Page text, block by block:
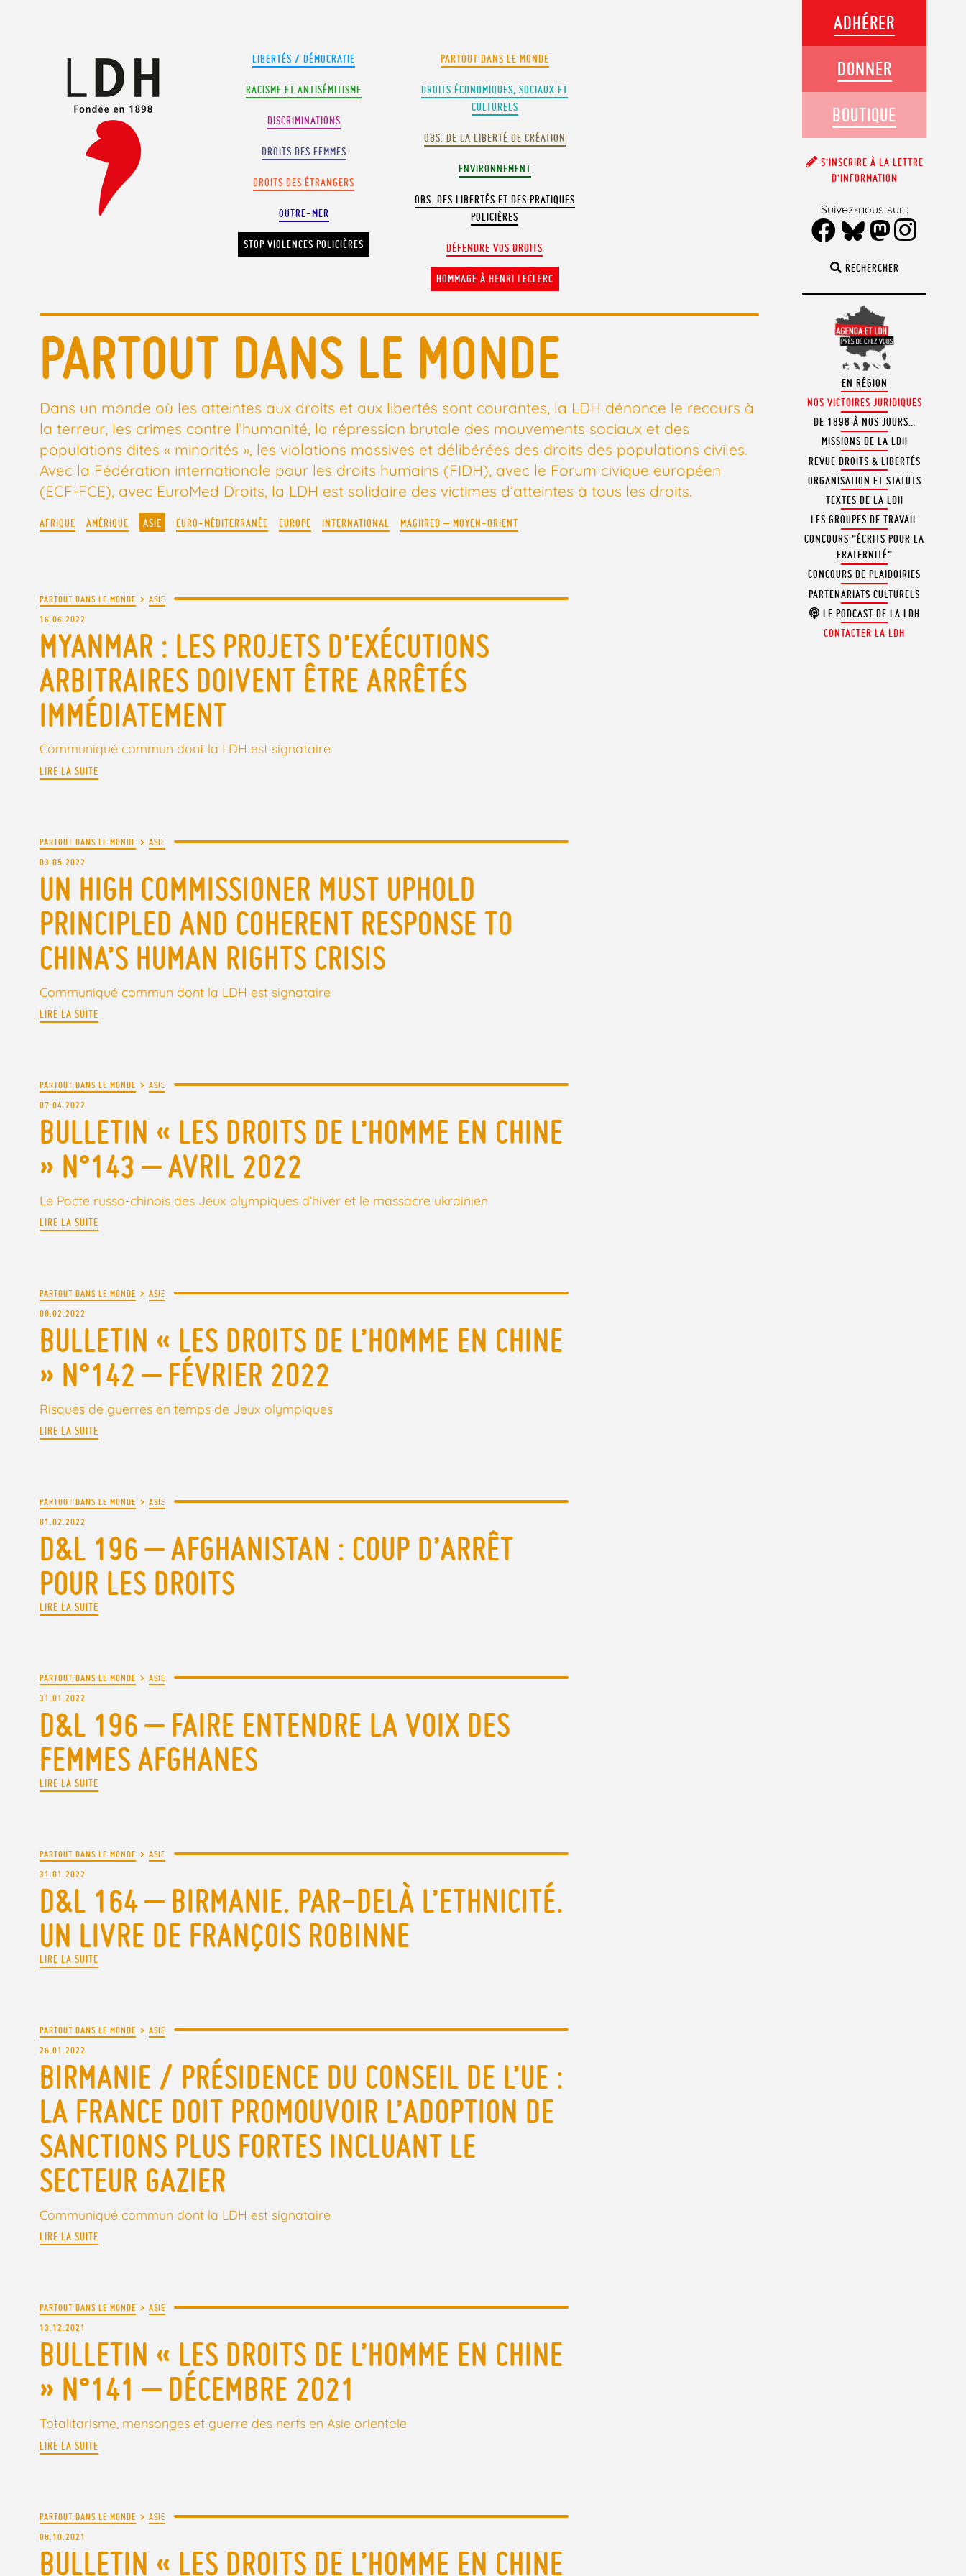
LIBERTÉS / DÉMOCRATIE
RACISME ET ANTISÉMITISME
DISCRIMINATIONS
DROITS DES FEMMES
DROITS DES ÉTRANGERS
OUTRE-MER
STOP VIOLENCES POLICIÈRES
PARTOUT DANS LE MONDE
DROITS ÉCONOMIQUES, SOCIAUX ET
CULTURELS
OBS. DE LA LIBERTÉ DE CRÉATION
ENVIRONNEMENT
OBS. DES LIBERTÉS ET DES PRATIQUES
POLICIÈRES
DÉFENDRE VOS DROITS
HOMMAGE À HENRI LECLERC
PARTOUT DANS LE MONDE
Dans un monde où les atteintes aux droits et aux libertés sont courantes, la LDH dénonce le recours à
la terreur, les crimes contre l’humanité, la répression brutale des mouvements sociaux et des
populations dites « minorités », les violations massives et délibérées des droits des populations civiles.
Avec la Fédération internationale pour les droits humains (FIDH), avec le Forum civique européen
(ECF-FCE), avec EuroMed Droits, la LDH est solidaire des victimes d’atteintes à tous les droits.
AFRIQUE AMÉRIQUE ASIE EURO-MÉDITERRANÉE EUROPE INTERNATIONAL MAGHREB – MOYEN-ORIENT
PARTOUT DANS LE MONDE > ASIE
16.06.2022
MYANMAR : LES PROJETS D’EXÉCUTIONS
ARBITRAIRES DOIVENT ÊTRE ARRÊTÉS
IMMÉDIATEMENT
Communiqué commun dont la LDH est signataire
LIRE LA SUITE
PARTOUT DANS LE MONDE > ASIE
03.05.2022
UN HIGH COMMISSIONER MUST UPHOLD
PRINCIPLED AND COHERENT RESPONSE TO
CHINA’S HUMAN RIGHTS CRISIS
Communiqué commun dont la LDH est signataire
LIRE LA SUITE
PARTOUT DANS LE MONDE > ASIE
07.04.2022
BULLETIN « LES DROITS DE L’HOMME EN CHINE
» N°143 – AVRIL 2022
Le Pacte russo-chinois des Jeux olympiques d’hiver et le massacre ukrainien
LIRE LA SUITE
PARTOUT DANS LE MONDE > ASIE
08.02.2022
BULLETIN « LES DROITS DE L’HOMME EN CHINE
» N°142 – FÉVRIER 2022
Risques de guerres en temps de Jeux olympiques
LIRE LA SUITE
PARTOUT DANS LE MONDE > ASIE
01.02.2022
D&L 196 – AFGHANISTAN : COUP D’ARRÊT
POUR LES DROITS
LIRE LA SUITE
PARTOUT DANS LE MONDE > ASIE
31.01.2022
D&L 196 – FAIRE ENTENDRE LA VOIX DES
FEMMES AFGHANES
LIRE LA SUITE
PARTOUT DANS LE MONDE > ASIE
31.01.2022
D&L 164 – BIRMANIE. PAR-DELÀ L’ETHNICITÉ.
UN LIVRE DE FRANÇOIS ROBINNE
LIRE LA SUITE
PARTOUT DANS LE MONDE > ASIE
26.01.2022
BIRMANIE / PRÉSIDENCE DU CONSEIL DE L’UE :
LA FRANCE DOIT PROMOUVOIR L’ADOPTION DE
SANCTIONS PLUS FORTES INCLUANT LE
SECTEUR GAZIER
Communiqué commun dont la LDH est signataire
LIRE LA SUITE
PARTOUT DANS LE MONDE > ASIE
13.12.2021
BULLETIN « LES DROITS DE L’HOMME EN CHINE
» N°141 – DÉCEMBRE 2021
Totalitarisme, mensonges et guerre des nerfs en Asie orientale
LIRE LA SUITE
PARTOUT DANS LE MONDE > ASIE
08.10.2021
BULLETIN « LES DROITS DE L’HOMME EN CHINE
RECHERCHER
EN RÉGION
NOS VICTOIRES JURIDIQUES
DE 1898 À NOS JOURS…
MISSIONS DE LA LDH
REVUE DROITS & LIBERTÉS
ORGANISATION ET STATUTS
TEXTES DE LA LDH
LES GROUPES DE TRAVAIL
CONCOURS “ÉCRITS POUR LA
FRATERNITÉ”
CONCOURS DE PLAIDOIRIES
PARTENARIATS CULTURELS
LE PODCAST DE LA LDH
CONTACTER LA LDH
ADHÉRER
DONNER
BOUTIQUE
S’INSCRIRE À LA LETTRE
D’INFORMATION
Suivez-nous sur :